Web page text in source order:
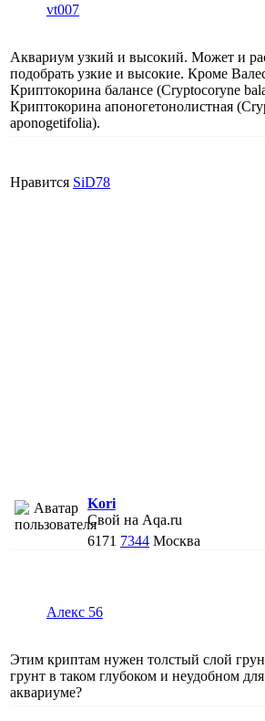
vt007
Аквариум узкий и высокий. Может и
подобрать узкие и высокие. Кроме
Криптокорина балансе (Cryptocoryne
Криптокорина апоногетонолистная
aponogetifolia).
Нравится SiD78
Kori
Свой на Aqa.ru
6171 7344 Москва
Алекс 56
Этим криптам нужен толстый слой
грунт в таком глубоком и неудобном
аквариуме?